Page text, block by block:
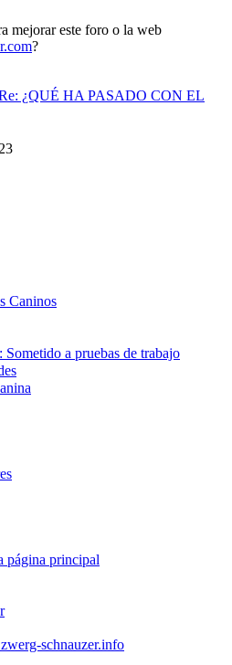
mejorar este foro o la web
?
¿QUÉ HA PASADO CON EL
Caninos
a pruebas de trabajo
página principal
schnauzer.info